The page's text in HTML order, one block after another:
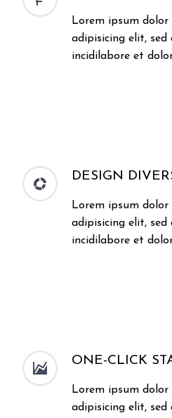
Lorem ipsum
adipisicing elit,
incidilabore et

 DESIGN
Lorem ipsum
adipisicing elit,
incidilabore et

 ONE-CLICK
Lorem ipsum
adipisicing elit,